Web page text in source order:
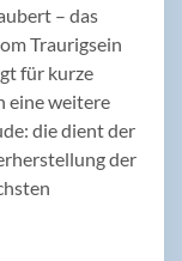
– das
Traurigsein
für kurze
eine weitere
die dient der
der